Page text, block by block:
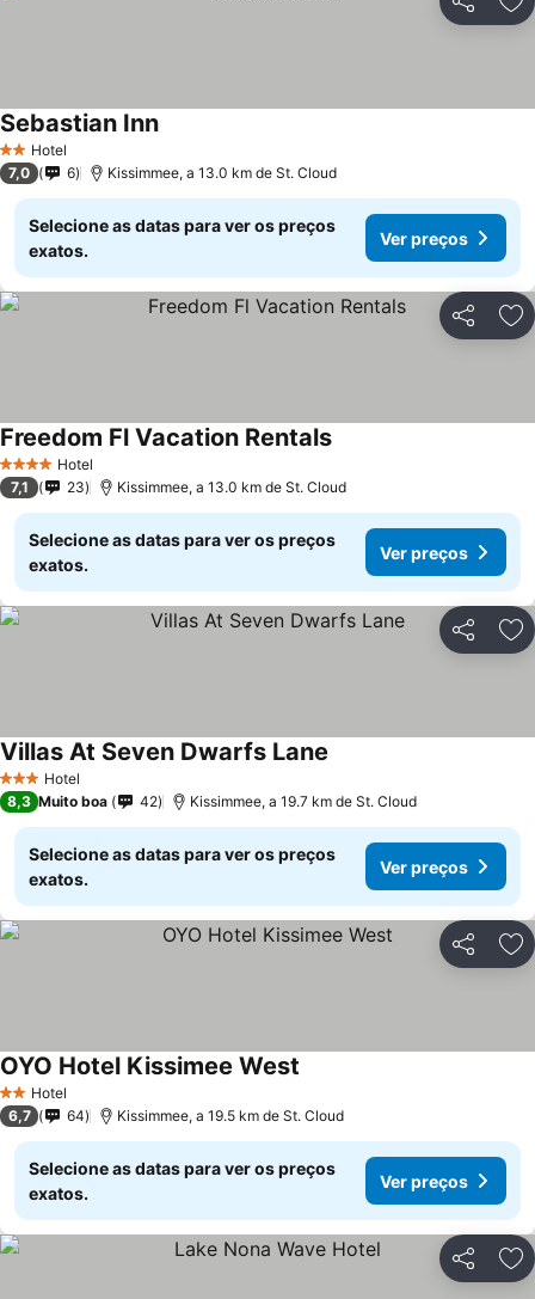
Partilhar
2 Estrelas
Hotel
Sebastian InnVer preços
7,0 6 Kissimmee, a 13.0 km de St. Cloud
Selecione as datas para ver os preços
exatos.
Ver preços
Partilhar
4 EstrelasHotel
Freedom Fl Vacation RentalsVer preços
7,1 23 Kissimmee, a 13.0 km de St. Cloud
Selecione as datas para ver os preços
exatos.
Ver preços
Partilhar
3 EstrelasHotel
Villas At Seven Dwarfs Lane
8,3 Muito boa 42 Kissimmee, a 19.7 km de St. Cloud
Selecione as datas para ver os preços
exatos.
Ver preços
Partilhar
2 Estrelas
Hotel
OYO Hotel Kissimee West
6,7 64 Kissimmee, a 19.5 km de St. Cloud
Selecione as datas para ver os preços
exatos.
Ver preços
Partilhar